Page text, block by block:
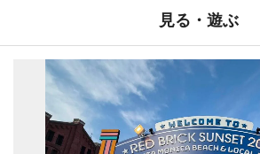
見る・遊ぶ